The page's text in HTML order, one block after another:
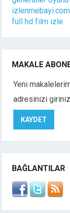
izlenmebayi.com
full hd film izle
MAKALE
Yeni
adresinizi
BAĞLANTILAR